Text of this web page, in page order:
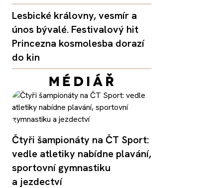
Lesbické královny, vesmír a
únos bývalé. Festivalový hit
Princezna kosmolesba dorazí
do kin
Čtyři šampionáty na ČT Sport:
vedle atletiky nabídne plavání,
sportovní gymnastiku
a jezdectví